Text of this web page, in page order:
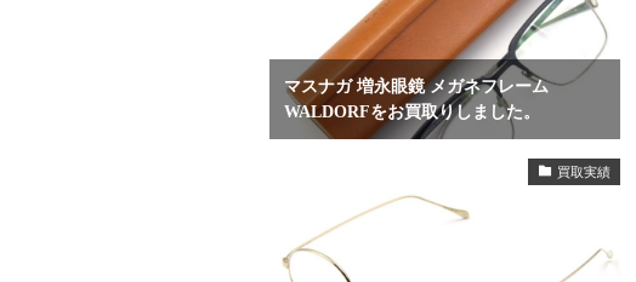
マスナガ 増永眼鏡 メガネフレーム
WALDORFをお買取りしました。
買取実績